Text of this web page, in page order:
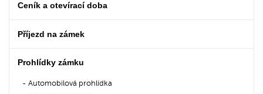
Ceník a otevírací doba
Příjezd na zámek
Prohlídky zámku
Automobilová prohlídka